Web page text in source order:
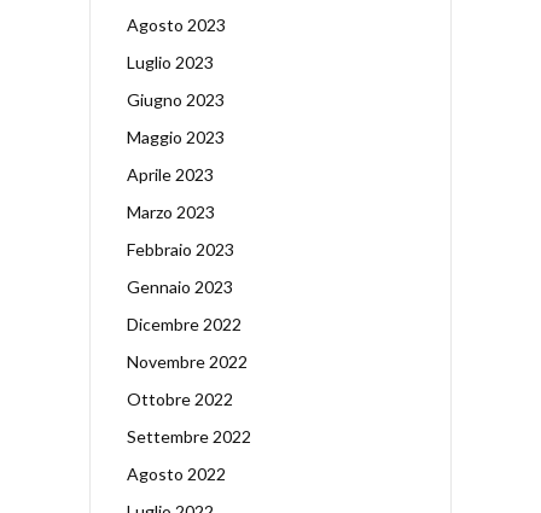
Agosto 2023
Luglio 2023
Giugno 2023
Maggio 2023
Aprile 2023
Marzo 2023
Febbraio 2023
Gennaio 2023
Dicembre 2022
Novembre 2022
Ottobre 2022
Settembre 2022
Agosto 2022